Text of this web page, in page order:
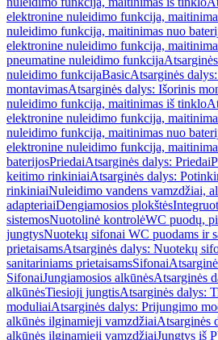
elektronine nuleidimo funkcija,
nuleidimo funkcija, maitinimas nuo
elektronine nuleidimo funkcija,
pneumatine nuleidimo funkcija
nuleidimo funkcijaBasicAtsarginės
montavimasAtsarginės dalys: Išorinis
nuleidimo funkcija, maitinimas iš tinklo
elektronine nuleidimo funkcija,
nuleidimo funkcija, maitinimas nuo
elektronine nuleidimo funkcija,
baterijosPriedaiAtsarginės dalys: Priedai
keitimo rinkiniaiAtsarginės dalys:
rinkiniaiNuleidimo vandens vamzdžiai,
adapteriaiDengiamosios plokštės
sistemosNuotolinė kontrolėWC puodų,
jungtysNuotekų sifonai WC puodams ir
prietaisamsAtsarginės dalys: Nuotekų
sanitariniams prietaisamsSifonai
SifonaiJungiamosios alkūnėsAtsarginės
alkūnėsTiesioji jungtisAtsarginės dalys:
moduliaiAtsarginės dalys: Prijungimo
alkūnės ilginamieji vamzdžiaiAtsarginės
alkūnės ilginamieji vamzdžiaiJungtys iš